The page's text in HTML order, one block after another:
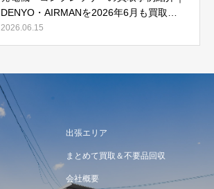
DENYO・AIRMANを2026年6月も買取強
化中
2026.06.15
出張エリア
まとめて買取＆不要品回収
会社概要